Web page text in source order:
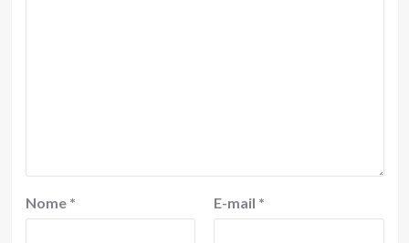
Nome * E-mail *